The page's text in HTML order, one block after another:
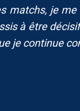
matchs, je
à être décisif
je continue